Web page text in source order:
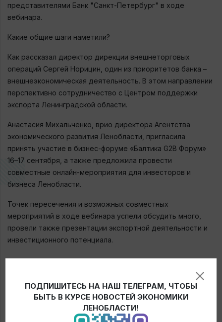
представителями Банк "Санкт-Петербург" в ходе
вебинара.
Какие общие шаги наметили?
Как рассказал директор дирекции внешнеторговых
операций Сергей Норицин, один из приоритетов банка –
внешнеэкономическая деятельность. В этом направлении
перспективно сотрудничество с Центром поддержки
экспорта Ленинградской области.
Анастасия Михальченко, врио директора Агентства
экономического развития Ленобласти, пригласила
принять участие в бизнес-форуме «Балтика G2B Форум»
16–17 сентября, а также предложила провести
совместные онлайн-мероприятия для инвесторов и
бизнеса Ленобласти.
Точек пересечения и возможных совместных
мероприятий в ходе вебинара успели обсудить много,
провели также презентации экспортной деятельности и
инвестиционного потенциала.
ПОДПИШИТЕСЬ НА НАШ ТЕЛЕГРАМ, ЧТОБЫ
БЫТЬ В КУРСЕ НОВОСТЕЙ ЭКОНОМИКИ
ЛЕНОБЛАСТИ!